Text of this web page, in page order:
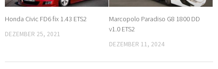
Honda Civic FD6 fix 1.43 ETS2
DEZEMBER 25, 2021
Marcopolo Paradiso G8 1800 DD
v1.0 ETS2
DEZEMBER 11, 2024